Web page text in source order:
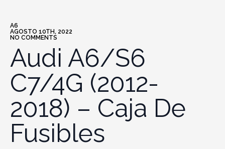
A6
AGOSTO 10TH, 2022
NO COMMENTS
Audi A6/S6
C7/4G (2012-
2018) – Caja De
Fusibles